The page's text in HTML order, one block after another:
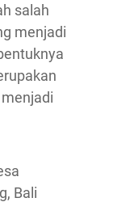
salah
menjadi
Bali